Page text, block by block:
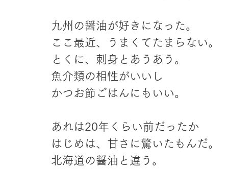
九州の醤油が好きになった。
ここ最近、うまくてたまらない。
とくに、刺身とあうあう。
魚介類の相性がいいし
かつお節ごはんにもいい。
あれは20年くらい前だったか
はじめは、甘さに驚いたもんだ。
北海道の醤油と違う。